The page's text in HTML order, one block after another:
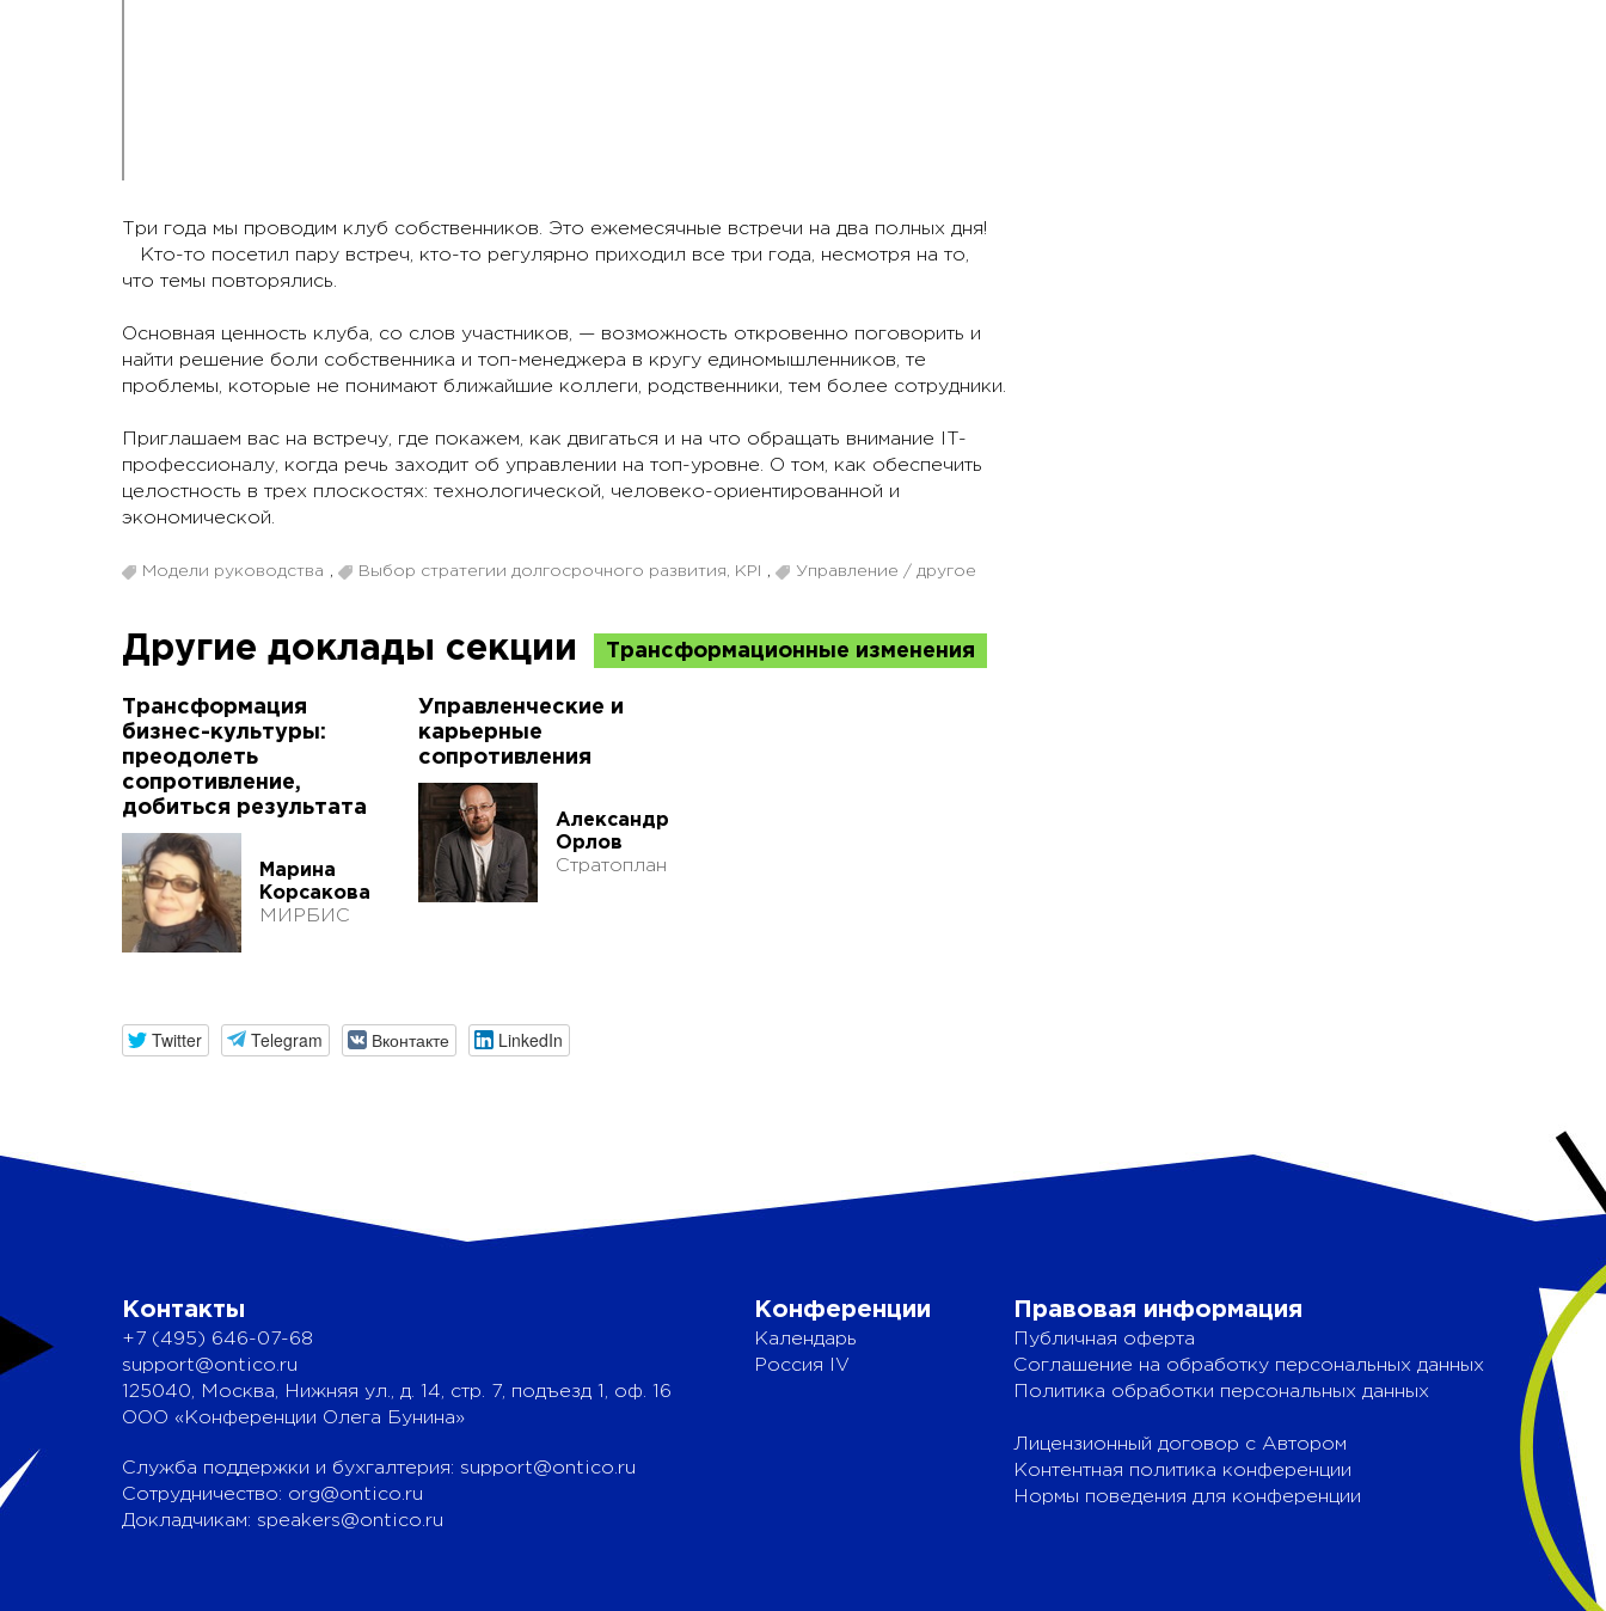
Три года мы проводим клуб собственников. Это ежемесячные встречи на два полных дня!
Кто-то посетил пару встреч, кто-то регулярно приходил все три года, несмотря на то,
что темы повторялись.
Основная ценность клуба, со слов участников, — возможность откровенно поговорить и
найти решение боли собственника и топ-менеджера в кругу единомышленников, те
проблемы, которые не понимают ближайшие коллеги, родственники, тем более сотрудники.
Приглашаем вас на встречу, где покажем, как двигаться и на что обращать внимание IT-
профессионалу, когда речь заходит об управлении на топ-уровне. О том, как обеспечить
целостность в трех плоскостях: технологической, человеко-ориентированной и
экономической.
Модели руководства , Выбор стратегии долгосрочного развития, KPI , Управление / другое
Другие доклады секции Трансформационные изменения
Трансформация
бизнес-культуры:
преодолеть
сопротивление,
добиться результата
Марина
Корсакова
МИРБИС
Управленческие и
карьерные
сопротивления
Александр
Орлов
Стратоплан
Twitter Telegram Вконтакте LinkedIn
Контакты
+7 (495) 646-07-68
support@ontico.ru
125040, Москва, Нижняя ул., д. 14, стр. 7, подъезд 1, оф. 16
ООО «Конференции Олега Бунина»
Служба поддержки и бухгалтерия: support@ontico.ru
Сотрудничество: org@ontico.ru
Докладчикам: speakers@ontico.ru
Конференции
Календарь
Россия IV
Правовая информация
Публичная оферта
Соглашение на обработку персональных данных
Политика обработки персональных данных
Лицензионный договор с Автором
Контентная политика конференции
Нормы поведения для конференции